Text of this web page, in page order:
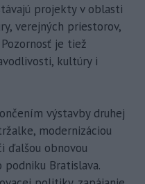
projekty v oblasti
verejných priestorov,
je tiež
kultúry i
výstavby druhej
modernizáciou
ďalšou obnovou
Bratislava.